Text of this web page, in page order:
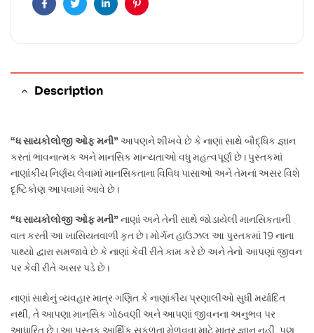
FacebookTwitterLinkedinPinterest
Description
“ધ સાયકોલોજી ઓફ મની”આપણને શીખવે છે કે નાણાં સાથે બૌદ્ધિક જ્ઞાન
કરતાં ભાવનાત્મક અને માનસિક માન્યતાઓ વધુ મહત્વપૂર્ણ છે। પુસ્તકમાં
નાણાંકીય નિર્ણય લેવામાં માનસિકતાના વિવિધ પાસાઓ અને તેમનાં અસર વિશે
દૃષ્ટિકોણ આપવામાં આવે છે।
“ધ સાયકોલોજી ઓફ મની”નાણાં અને તેની સાથે જોડાયેલી માનસિકતાની
વાત કરતી આ ખાસિયતવાળી કૃત છે। મોર્ગન હાઉઝલ આ પુસ્તકમાં 19 નાના
પાથ્યો દ્વારા સમજાવે છે કે નાણાં કેવી રીતે કામ કરે છે અને તેનો આપણાં જીવન
પર કેવી રીતે અસર પડે છે।
નાણાં સાથેનું વ્યવહાર માત્ર ગણિત કે નાણાંકીય પ્રણાલીઓ સુધી મર્યાદિત
નથી, તે આપણા માનસિક ગોઠવણી અને આપણાં જીવનના અનુભવ પર
આધારિત છે। આ પુસ્તક આર્થિક સફળતા મેળવવા માટે માત્ર જ્ઞાન નહીં, પણ